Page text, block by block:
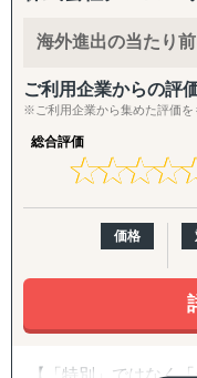
また、得られたデー
能な施策提案まで行
断」のために、合理
す。
ありがたいことに、
ていただきましたが
「どの国・地域に参
「進出に踏み切れる
「海外進出がはじめ
る」
などいったお悩みを
業のご担当者は、ぜ
海外進出の当たり
ご利用企業からの評
※ご利用企業から集めた評価を
総合評価
★★★★
★★★★
価格
【「特別」ではなく